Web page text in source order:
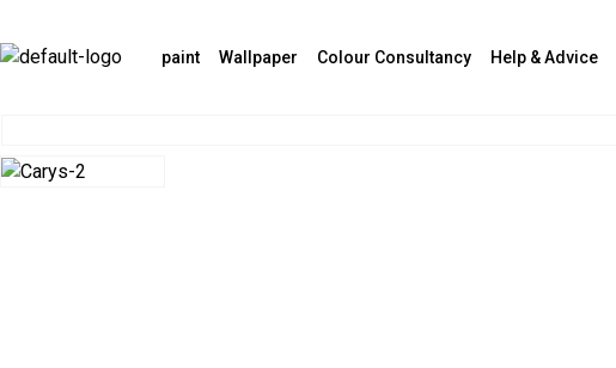
paint Wallpaper Colour Consultancy Help & Advice